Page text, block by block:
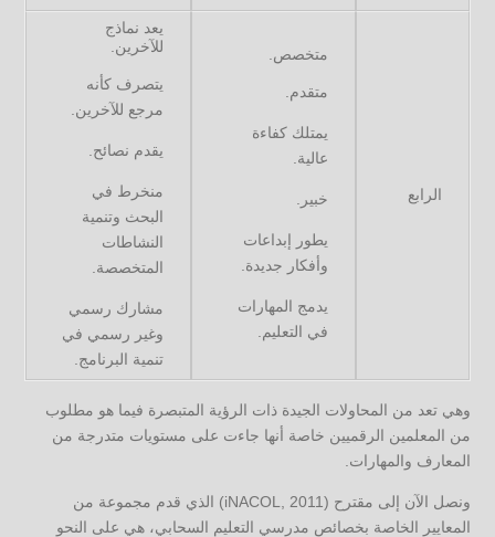
الرابع
متخصص.
متقدم.
يمتلك كفاءة
عالية.
خبير.
يطور إبداعات
وأفكار جديدة.
يدمج المهارات
في التعليم.
يعد نماذج
للآخرين.
يتصرف كأنه
مرجع للآخرين.
يقدم نصائح.
منخرط في
البحث وتنمية
النشاطات
المتخصصة.
مشارك رسمي
وغير رسمي في
تنمية البرنامج.
وهي تعد من المحاولات الجيدة ذات الرؤية المتبصرة فيما هو مطلوب
من المعلمين الرقميين خاصة أنها جاءت على مستويات متدرجة من
المعارف والمهارات.
ونصل الآن إلى مقترح (iNACOL, 2011) الذي قدم مجموعة من
المعايير الخاصة بخصائص مدرسي التعليم السحابي، هي على النحو